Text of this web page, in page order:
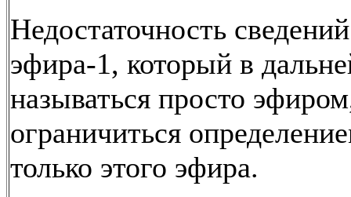
Недостаточность
эфира-1, который в
называться просто
ограничиться
только этого эфира.